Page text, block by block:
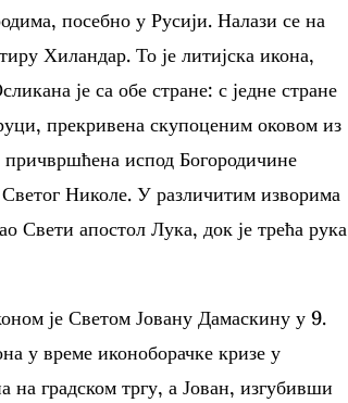
посебно у Русији. Налази се на
Хиландар. То је литијска икона,
је са обе стране: с једне стране
прекривена скупоценим оковом из
причвршћена испод Богородичине
Светог Николе. У различитим изворима
Свети апостол Лука, док је трећа рука
је Светом Јовану Дамаскину у 9.
у време иконоборачке кризе у
на градском тргу, а Јован, изгубивши